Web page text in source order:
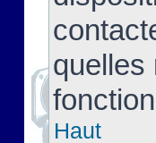
quelles
Haut